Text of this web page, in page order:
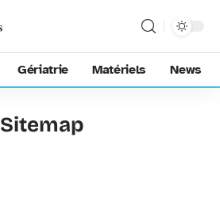
Gériatrie Matériels News
Sitemap